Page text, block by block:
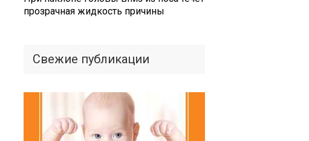
прозрачная жидкость причины
Свежие публикации